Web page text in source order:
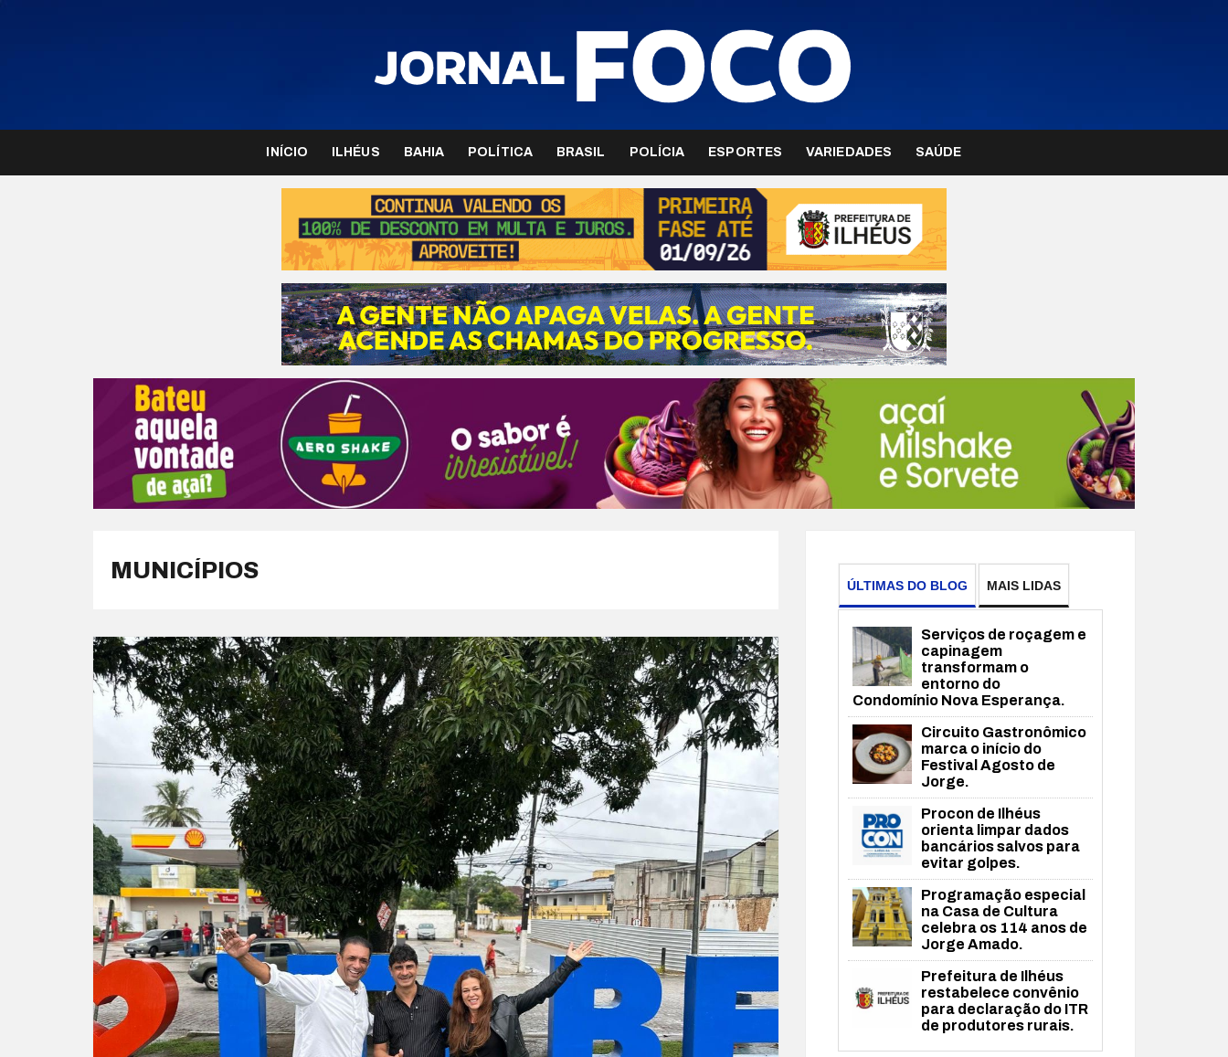
INÍCIO ILHÉUS BAHIA POLÍTICA BRASIL POLÍCIA ESPORTES VARIEDADES SAÚDE
MUNICÍPIOS
ÚLTIMAS DO BLOG MAIS LIDAS
Serviços de roçagem e
capinagem
transformam o
entorno do
Condomínio Nova Esperança.
Circuito Gastronômico
marca o início do
Festival Agosto de
Jorge.
Procon de Ilhéus
orienta limpar dados
bancários salvos para
evitar golpes.
Programação especial
na Casa de Cultura
celebra os 114 anos de
Jorge Amado.
Prefeitura de Ilhéus
restabelece convênio
para declaração do ITR
de produtores rurais.